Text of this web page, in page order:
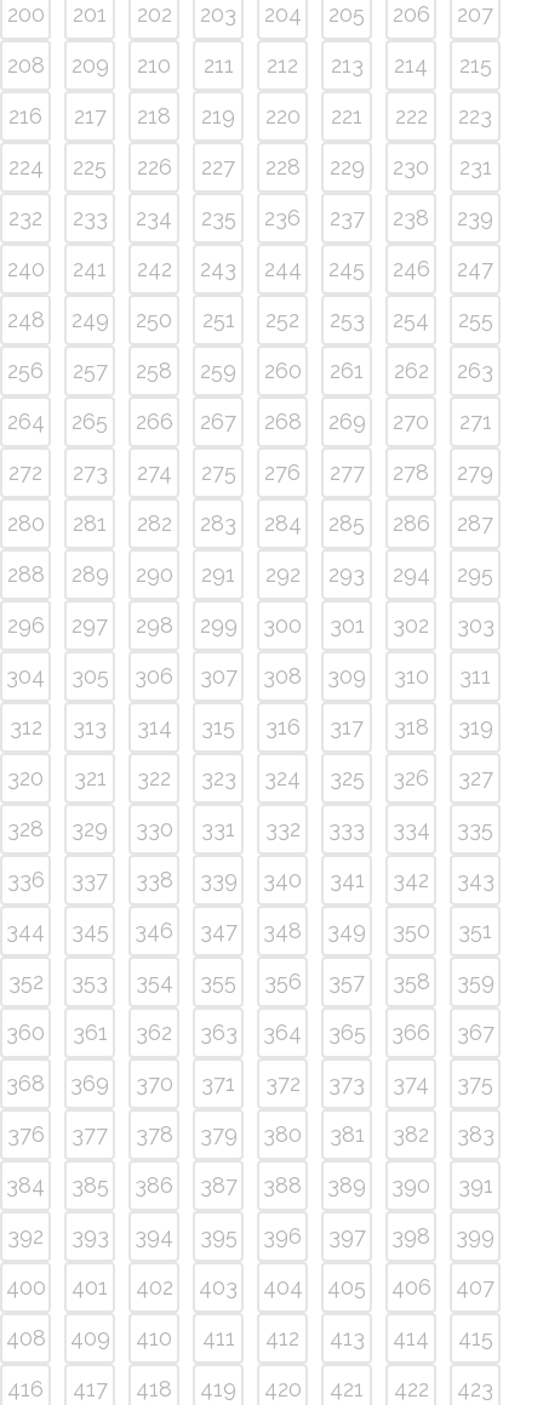
200
201 202 203 204 205 206
207
208
209 210 211 212 213 214
215
216
217 218 219 220 221 222
223
224
225 226 227 228 229 230
231
232
233 234 235 236 237 238
239
240
241 242 243 244 245 246
247
248
249 250 251 252 253 254
255
256
257 258 259 260 261 262
263
264
265 266 267 268 269 270
271
272
273 274 275 276 277 278
279
280
281 282 283 284 285 286
287
288
289 290 291 292 293 294
295
296
297 298 299 300 301 302
303
304
305 306 307 308 309 310
311
312
313 314 315 316 317 318
319
320
321 322 323 324 325 326
327
328
329 330 331 332 333 334
335
336
337 338 339 340 341 342
343
344
345 346 347 348 349 350
351
352
353 354 355 356 357 358
359
360
361 362 363 364 365 366
367
368
369 370 371 372 373 374
375
376
377 378 379 380 381 382
383
384
385 386 387 388 389 390
391
392
393 394 395 396 397 398
399
400
401 402 403 404 405 406
407
408
409 410 411 412 413 414
415
416
417 418 419 420 421 422 423